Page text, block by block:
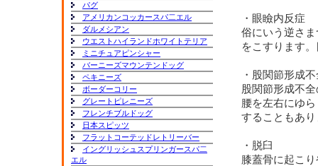
・眼瞼内反症
俗にいう逆さ
をこすります
・股関節形成
股関節形成不
腰を左右にゆ
することもあ
・脱臼
膝蓋骨に起こ
パグ
アメリカンコッカースパ二エル
ダルメシアン
ウエストハイランドホワイトテリア
ミニチュアピンシャー
バーニーズマウンテンドッグ
ペキニーズ
ボーダーコリー
グレートピレニーズ
フレンチブルドッグ
日本スピッツ
フラットコーテッドレトリーバー
イングリッシュスプリンガースパ二
エル